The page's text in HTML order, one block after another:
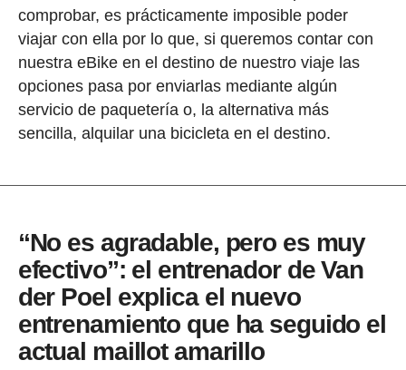
comprobar, es prácticamente imposible poder
viajar con ella por lo que, si queremos contar con
nuestra eBike en el destino de nuestro viaje las
opciones pasa por enviarlas mediante algún
servicio de paquetería o, la alternativa más
sencilla, alquilar una bicicleta en el destino.
“No es agradable, pero es muy
efectivo”: el entrenador de Van
der Poel explica el nuevo
entrenamiento que ha seguido el
actual maillot amarillo